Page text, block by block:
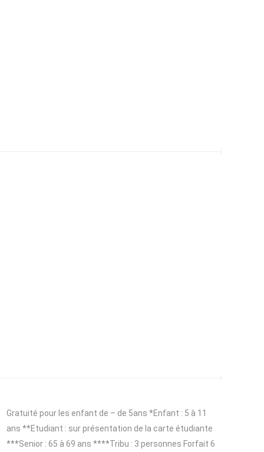
Gratuité pour les enfant de – de 5ans *Enfant : 5 à 11
ans **Etudiant : sur présentation de la carte étudiante
***Senior : 65 à 69 ans ****Tribu : 3 personnes Forfait 6